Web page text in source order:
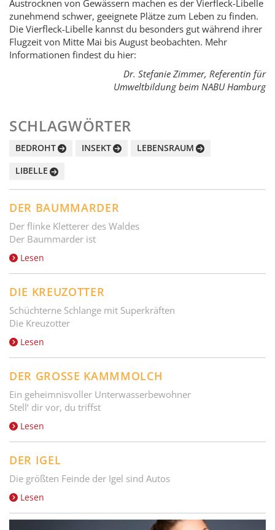
Austrocknen von Gewässern machen es der Vierfleck-Libelle
zunehmend schwer, geeignete Plätze zum Leben zu finden.
Die Vierfleck-Libelle kannst du besonders gut während ihrer
Flugzeit von Mitte Mai bis August beobachten. Mehr
Informationen findest du hier:
Dr. Stefanie Zimmer, Referentin für
Umweltbildung beim NABU Hamburg
SCHLAGWÖRTER
BEDROHT INSEKT
LEBENSRAUM
LIBELLE
DER BAUMMARDER
Der flinke Kletterer des Waldes
Der Baummarder ist
Lesen
DIE KREUZOTTER
Schüchterne Schlange mit Superkräften
Die Kreuzotter
Lesen
DER GROSSE KAMMMOLCH
Ein geheimnisvoller Unterwasserbewohner
Stell‘ dir vor, du triffst
Lesen
DER IGEL
Die größten Feinde der Igel sind Autos
Lesen